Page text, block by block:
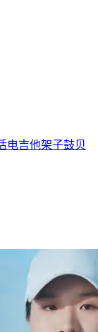
电吉他架子鼓贝